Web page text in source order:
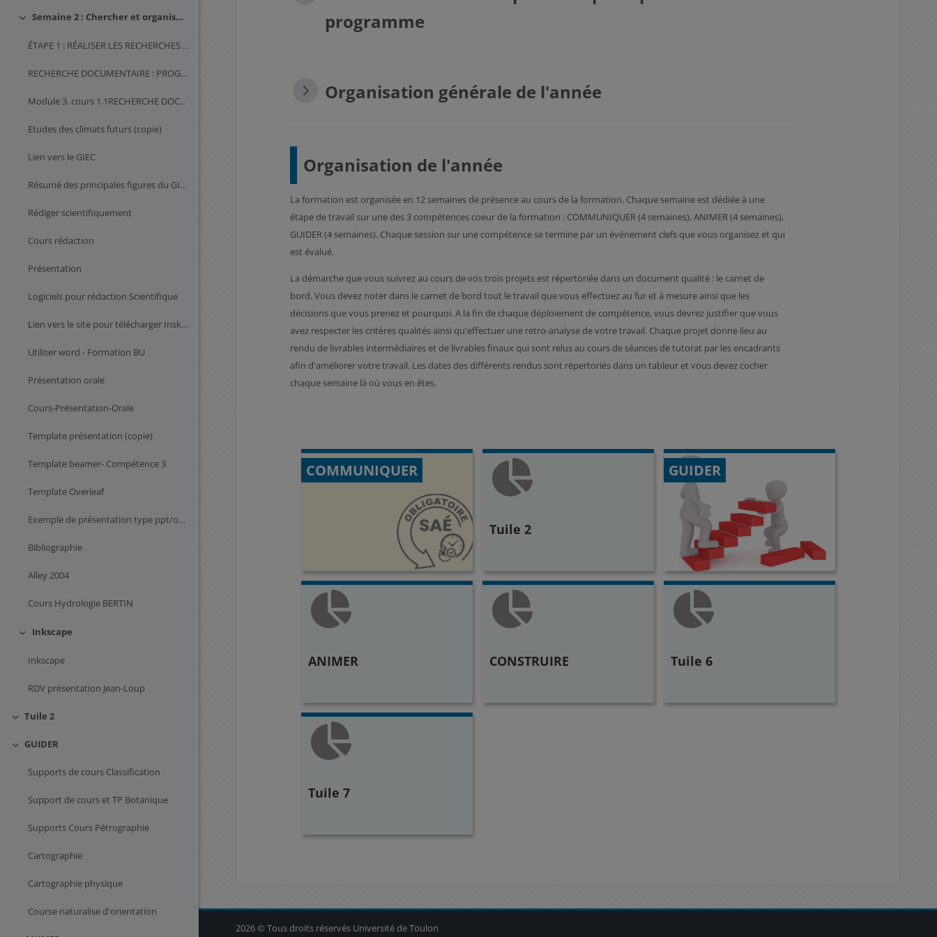
Replier
Semaine 2 : Chercher et organiser des données scientifiques
ÉTAPE 1 : RÉALISER LES RECHERCHES DOCUMENTAIRES
RECHERCHE DOCUMENTAIRE : PROGRAMME L1 POUR INFO et...
Module 3. cours 1.1RECHERCHE DOCUMENTAIRE : PROGRA...
Etudes des climats futurs (copie)
Lien vers le GIEC
Résumé des principales figures du GIEC
Rédiger scientifiquement
Cours rédaction
Présentation
Logiciels pour rédaction Scientifique
Lien vers le site pour télécharger Inskape (copie)
Utiliser word - Formation BU
Présentation orale
Cours-Présentation-Orale
Template présentation (copie)
Template beamer- Compétence 3
Template Overleaf
Exemple de présentation type ppt/odp/google slide
Bibliographie
Alley 2004
Cours Hydrologie BERTIN
Replier
Inkscape
Inkscape
RDV présentation Jean-Loup
Replier
Tuile 2
Replier
GUIDER
Supports de cours Classification
Support de cours et TP Botanique
Supports Cours Pétrographie
Cartographie
Cartographie physique
Course naturalise d'orientation
programme
Organisation générale de l'année
Organisation de l'année
La formation est organisée en 12 semaines de présence au cours de la formation. Chaque semaine est dédiée à une
étape de travail sur une des 3 compétences coeur de la formation : COMMUNIQUER (4 semaines), ANIMER (4 semaines),
GUIDER (4 semaines). Chaque session sur une compétence se termine par un événement clefs que vous organisez et qui
est évalué.
La démarche que vous suivrez au cours de vos trois projets est répertoriée dans un document qualité : le carnet de
bord. Vous devez noter dans le carnet de bord tout le travail que vous effectuez au fur et à mesure ainsi que les
décisions que vous prenez et pourquoi. A la fin de chaque déploiement de compétence, vous devrez justifier que vous
avez respecter les critères qualités ainsi qu'effectuer une retro-analyse de votre travail. Chaque projet donne lieu au
rendu de livrables intermédiaires et de livrables finaux qui sont relus au cours de séances de tutorat par les encadrants
afin d'améliorer votre travail. Les dates des différents rendus sont répertoriés dans un tableur et vous devez cocher
chaque semaine là où vous en êtes.
COMMUNIQUER
Tuile 2
GUIDER
ANIMER CONSTRUIRE Tuile 6
Tuile 7
Blocs
2026 © Tous droits réservés Université de Toulon